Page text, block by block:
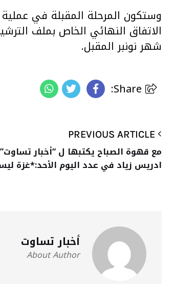
الاتفاق النهائي الخاص بملف
شهر نونبر المقبل.
مع قهوة الصباح يكتبها ل “أخبار
ادريس زياد في عدد اليوم الأحد:*غزة
أخبار تساوت
About Author